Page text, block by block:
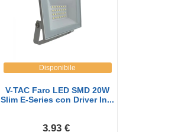
Disponibile
V-TAC Faro LED SMD 20W
Slim E-Series con Driver In...
3.93 €